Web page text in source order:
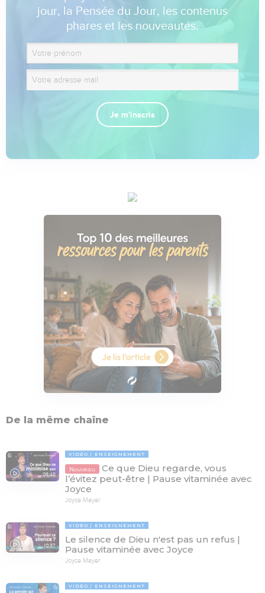
jour, la Pensée du Jour, les contenus
phares et les nouveautés.
Je m'inscris
De la même chaîne
06:48
VIDÉO ENSEIGNEMENT
Nouveau
Ce que Dieu regarde, vous
l’évitez peut-être | Pause vitaminée avec
Joyce
Joyce Meyer
10:37
VIDÉO ENSEIGNEMENT
Le silence de Dieu n'est pas un refus |
Pause vitaminée avec Joyce
Joyce Meyer
VIDÉO ENSEIGNEMENT